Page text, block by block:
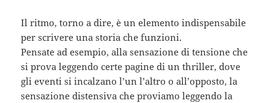
Il ritmo, torno a dire, è un elemento indispensabile
per scrivere una storia che funzioni.
Pensate ad esempio, alla sensazione di tensione che
si prova leggendo certe pagine di un thriller, dove
gli eventi si incalzano l’un l’altro o all’opposto, la
sensazione distensiva che proviamo leggendo la